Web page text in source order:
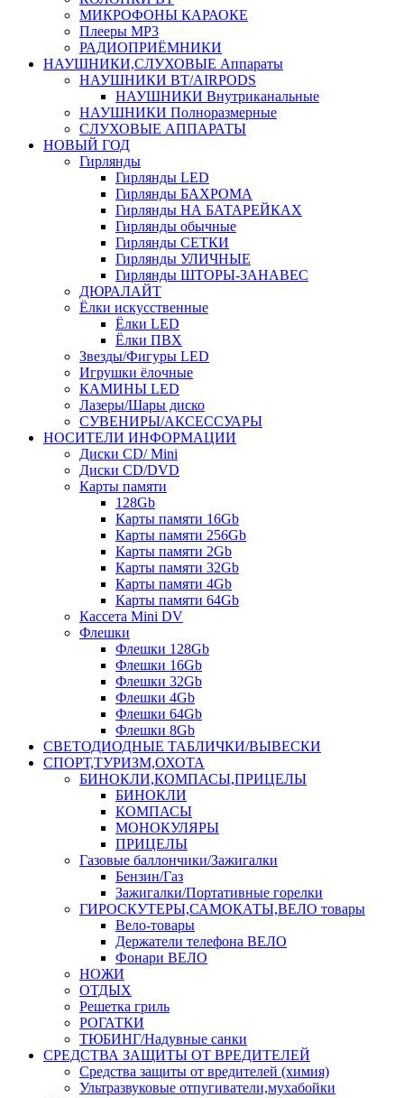
МИКРОФОНЫ КАРАОКЕ
Плееры MP3
РАДИОПРИЁМНИКИ
НАУШНИКИ,СЛУХОВЫЕ Аппараты
НАУШНИКИ BT/AIRPODS
НАУШНИКИ Внутриканальные
НАУШНИКИ Полноразмерные
СЛУХОВЫЕ АППАРАТЫ
НОВЫЙ ГОД
Гирлянды
Гирлянды LED
Гирлянды БАХРОМА
Гирлянды НА БАТАРЕЙКАХ
Гирлянды обычные
Гирлянды СЕТКИ
Гирлянды УЛИЧНЫЕ
Гирлянды ШТОРЫ-ЗАНАВЕС
ДЮРАЛАЙТ
Ёлки искусственные
Ёлки LED
Ёлки ПВХ
Звезды/Фигуры LED
Игрушки ёлочные
КАМИНЫ LED
Лазеры/Шары диско
СУВЕНИРЫ/АКСЕССУАРЫ
НОСИТЕЛИ ИНФОРМАЦИИ
Диски CD/ Mini
Диски CD/DVD
Карты памяти
128Gb
Карты памяти 16Gb
Карты памяти 256Gb
Карты памяти 2Gb
Карты памяти 32Gb
Карты памяти 4Gb
Карты памяти 64Gb
Кассета Mini DV
Флешки
Флешки 128Gb
Флешки 16Gb
Флешки 32Gb
Флешки 4Gb
Флешки 64Gb
Флешки 8Gb
СВЕТОДИОДНЫЕ ТАБЛИЧКИ/ВЫВЕСКИ
СПОРТ,ТУРИЗМ,ОХОТА
БИНОКЛИ,КОМПАСЫ,ПРИЦЕЛЫ
БИНОКЛИ
КОМПАСЫ
МОНОКУЛЯРЫ
ПРИЦЕЛЫ
Газовые баллончики/Зажигалки
Бензин/Газ
Зажигалки/Портативные горелки
ГИРОСКУТЕРЫ,САМОКАТЫ,ВЕЛО товары
Вело-товары
Держатели телефона ВЕЛО
Фонари ВЕЛО
НОЖИ
ОТДЫХ
Решетка гриль
РОГАТКИ
ТЮБИНГ/Надувные санки
СРЕДСТВА ЗАЩИТЫ ОТ ВРЕДИТЕЛЕЙ
Средства защиты от вредителей (химия)
Ультразвуковые отпугиватели,мухабойки